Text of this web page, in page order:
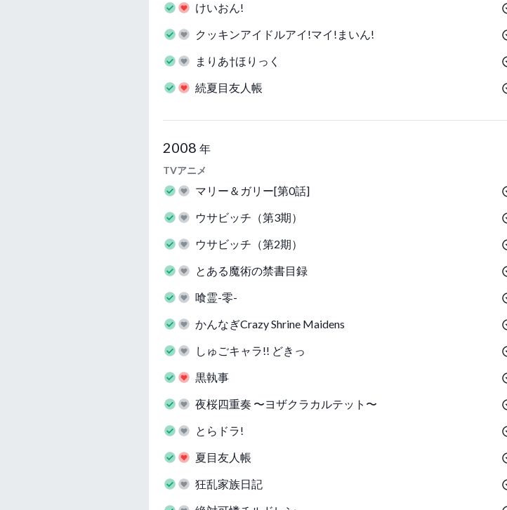
けいおん!
クッキンアイドルアイ!マイ!まいん!
まりあ†ほりっく
続夏目友人帳
2008 年
TVアニメ
マリー＆ガリー[第0話]
ウサビッチ（第3期）
ウサビッチ（第2期）
とある魔術の禁書目録
喰霊-零-
かんなぎCrazy Shrine Maidens
しゅごキャラ!! どきっ
黒執事
夜桜四重奏 〜ヨザクラカルテット〜
とらドラ!
夏目友人帳
狂乱家族日記